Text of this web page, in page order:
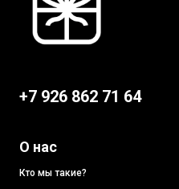
+7 926 862 71 64
О нас
Кто мы такие?